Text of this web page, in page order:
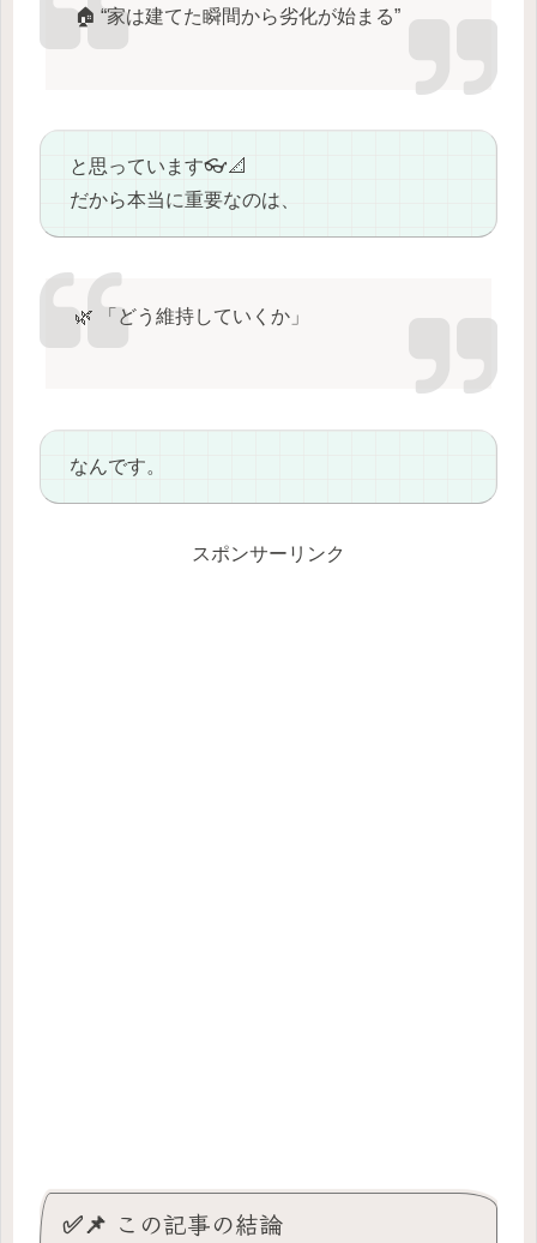
🏠 “家は建てた瞬間から劣化が始まる”
と思っています👓📐
だから本当に重要なのは、
🌿 「どう維持していくか」
なんです。
スポンサーリンク
✅📌 この記事の結論